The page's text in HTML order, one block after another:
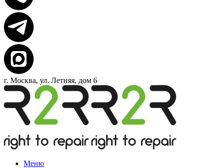
г. Москва, ул. Летняя, дом 6
Меню